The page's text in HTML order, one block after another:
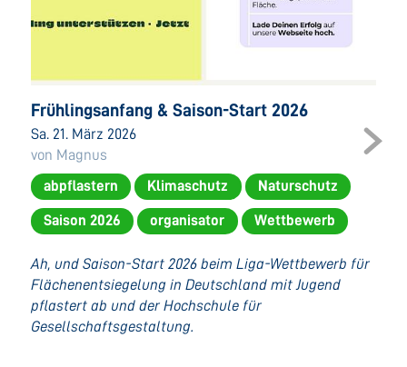
Frühlingsanfang & Saison-Start 2026
Sa. 21. März 2026
von Magnus
abpflastern
Klimaschutz Naturschutz
Saison 2026 organisator Wettbewerb
Ah, und Saison-Start 2026 beim Liga-Wettbewerb für
Flächenentsiegelung in Deutschland mit Jugend
pflastert ab und der Hochschule für
Gesellschaftsgestaltung.